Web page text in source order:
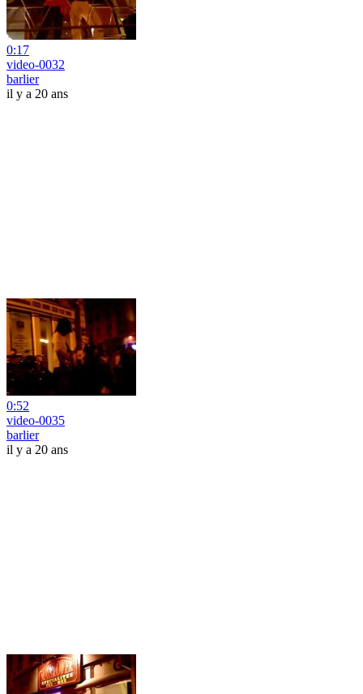
0:17
video-0032
barlier
il y a 20 ans
0:52
video-0035
barlier
il y a 20 ans